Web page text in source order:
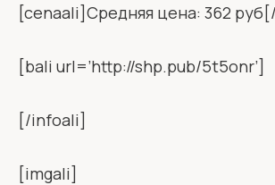
[cenaali]Средняя цена: 362
[bali url=’http://shp.pub/5t5onr’]
[/infoali]
[imgali]